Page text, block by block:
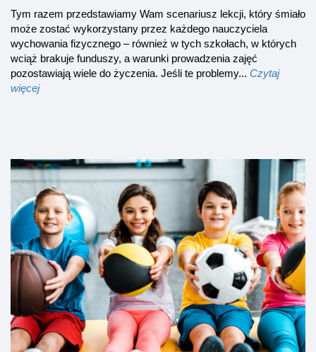
Tym razem przedstawiamy Wam scenariusz lekcji, który śmiało
może zostać wykorzystany przez każdego nauczyciela
wychowania fizycznego – również w tych szkołach, w których
wciąż brakuje funduszy, a warunki prowadzenia zajęć
pozostawiają wiele do życzenia. Jeśli te problemy... Czytaj
więcej